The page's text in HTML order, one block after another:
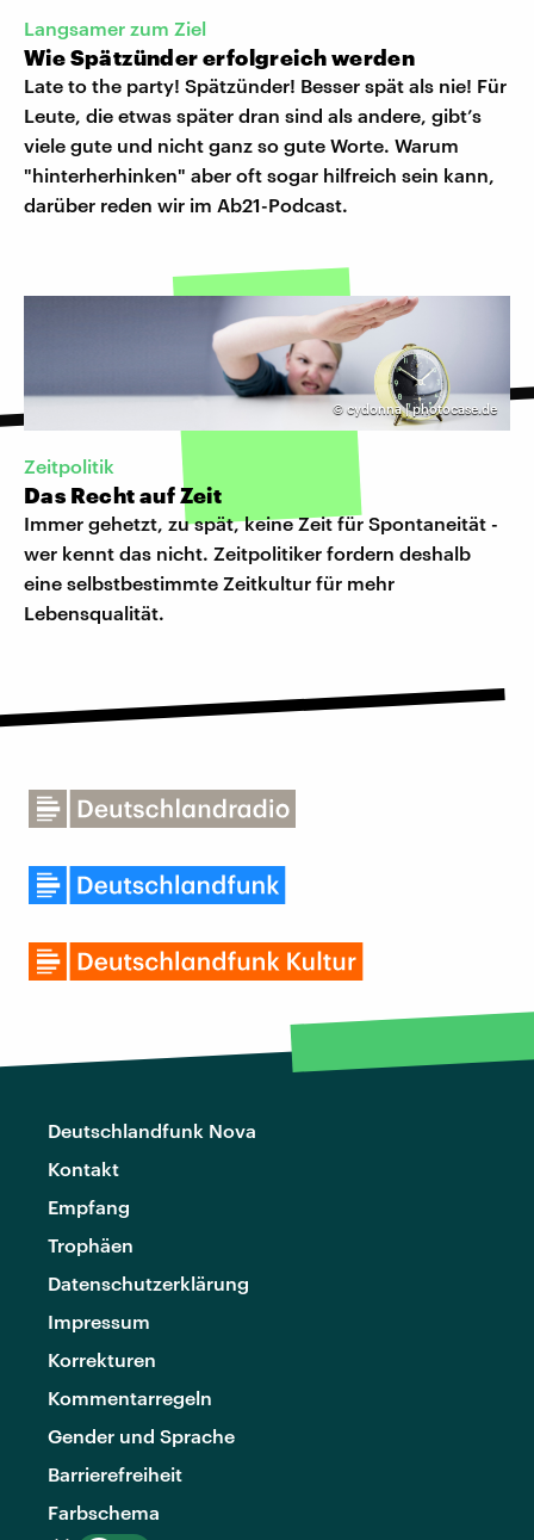
Langsamer zum Ziel
Wie Spätzünder erfolgreich werden
Late to the party! Spätzünder! Besser spät als nie! Für
Leute, die etwas später dran sind als andere, gibt’s
viele gute und nicht ganz so gute Worte. Warum
"hinterherhinken" aber oft sogar hilfreich sein kann,
darüber reden wir im Ab21-Podcast.
© cydonna | photocase.de
Zeitpolitik
Das Recht auf Zeit
Immer gehetzt, zu spät, keine Zeit für Spontaneität -
wer kennt das nicht. Zeitpolitiker fordern deshalb
eine selbstbestimmte Zeitkultur für mehr
Lebensqualität.
Deutschlandfunk Nova
Kontakt
Empfang
Trophäen
Datenschutzerklärung
Impressum
Korrekturen
Kommentarregeln
Gender und Sprache
Barrierefreiheit
Farbschema